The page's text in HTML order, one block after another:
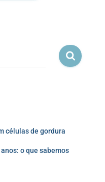
células de gordura
o que sabemos